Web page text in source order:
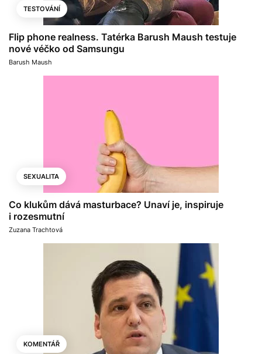
TESTOVÁNÍ
Flip phone realness. Tatérka Barush Maush testuje
nové véčko od Samsungu
Barush Maush
SEXUALITA
Co klukům dává masturbace? Unaví je, inspiruje
i rozesmutní
Zuzana Trachtová
KOMENTÁŘ